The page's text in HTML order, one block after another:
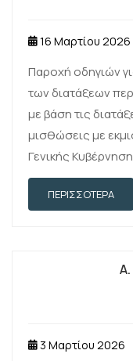
16 Μαρτίου 2026
Παροχή οδηγιών
των διατάξεων
με βάση τις
μισθώσεις με
Γενικής
και αποζημιώσεις
ΠΕΡΙΣΣΌΤΕΡΑ
3 Μαρτίου 2026